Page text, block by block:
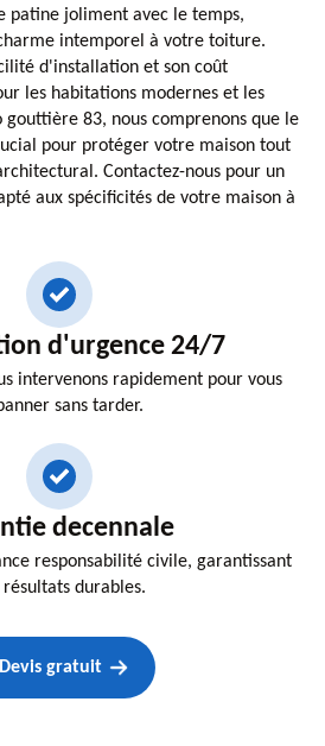
patine joliment avec le temps,
intemporel à votre toiture.
d'installation et son coût
les habitations modernes et les
gouttière 83, nous comprenons que le
pour protéger votre maison tout
Contactez-nous pour un
aux spécificités de votre maison à
d'urgence 24/7
intervenons rapidement pour vous
sans tarder.
decennale
responsabilité civile, garantissant
résultats durables.
Devis gratuit